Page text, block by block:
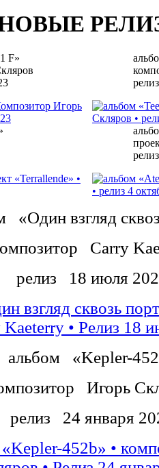
F»
релиз
релиз
«Один взгляд
Carry
релиз
18 июля
альбом
«Kepler-
Игорь
релиз
24 января